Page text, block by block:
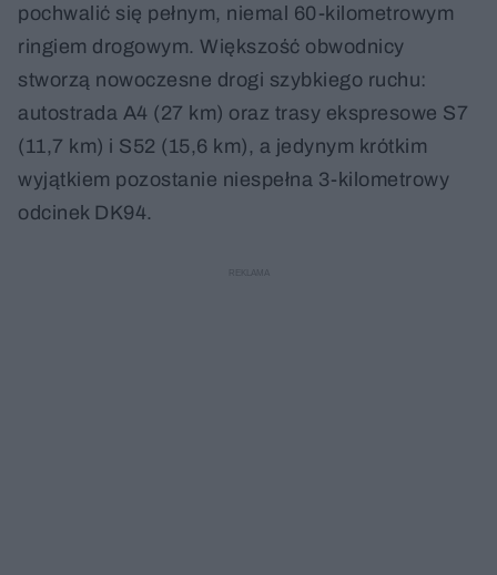
pochwalić się pełnym, niemal 60-kilometrowym
ringiem drogowym. Większość obwodnicy
stworzą nowoczesne drogi szybkiego ruchu:
autostrada A4 (27 km) oraz trasy ekspresowe S7
(11,7 km) i S52 (15,6 km), a jedynym krótkim
wyjątkiem pozostanie niespełna 3-kilometrowy
odcinek DK94.